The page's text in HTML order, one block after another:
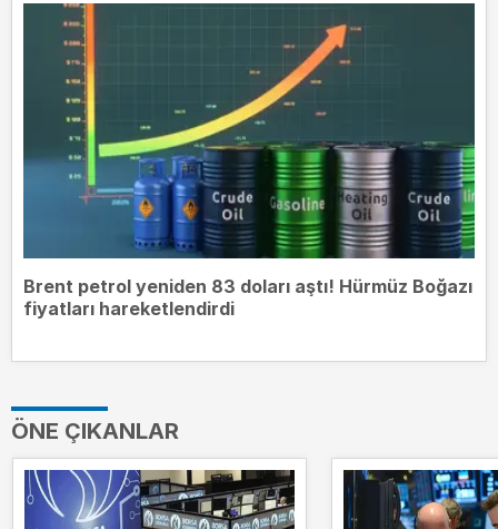
Brent petrol yeniden 83 doları aştı! Hürmüz Boğazı
fiyatları hareketlendirdi
ÖNE ÇIKANLAR